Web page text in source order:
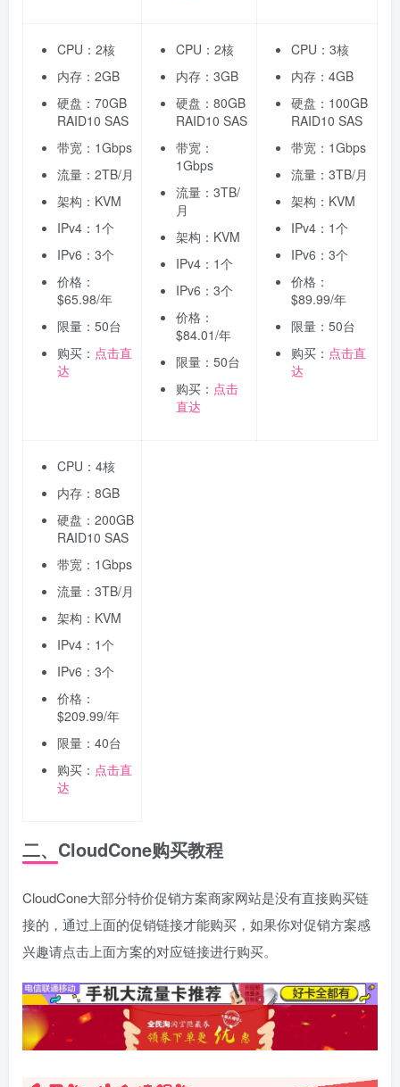
CPU：2核
内存：2GB
硬盘：70GB
RAID10 SAS
带宽：1Gbps
流量：2TB/月
架构：KVM
IPv4：1个
IPv6：3个
价格：
$65.98/年
限量：50台
购买： 点击直
达
CPU：2核
内存：3GB
硬盘：80GB
RAID10 SAS
带宽：
1Gbps
流量：3TB/
月
架构：KVM
IPv4：1个
IPv6：3个
价格：
$84.01/年
限量：50台
购买： 点击
直达
CPU：3核
内存：4GB
硬盘：100GB
RAID10 SAS
带宽：1Gbps
流量：3TB/月
架构：KVM
IPv4：1个
IPv6：3个
价格：
$89.99/年
限量：50台
购买： 点击直
达
CPU：4核
内存：8GB
硬盘：200GB
RAID10 SAS
带宽：1Gbps
流量：3TB/月
架构：KVM
IPv4：1个
IPv6：3个
价格：
$209.99/年
限量：40台
购买： 点击直
达
二、CloudCone购买教程
CloudCone大部分特价促销方案商家网站是没有直接购买链
接的，通过上面的促销链接才能购买，如果你对促销方案感
兴趣请点击上面方案的对应链接进行购买。